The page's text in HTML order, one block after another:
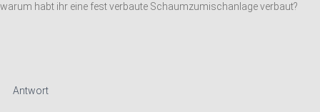
warum habt ihr eine fest verbaute Schaumzumischanlage verbaut?
Antwort